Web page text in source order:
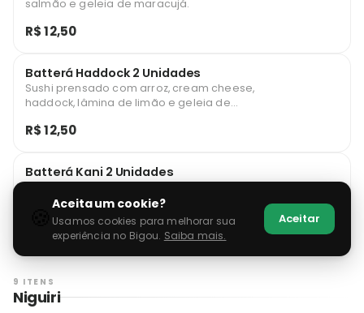
salmão e geleia de maracujá.
R$ 12,50
Batterá Haddock 2 Unidades
Sushi prensado com arroz, cream cheese,
haddock, lâmina de limão e geleia de
R$ 12,50
Batterá Kani 2 Unidades
kani, lâmina de limão e cebolinha.
R$ 12,50
9 ITENS
Niguiri
🍪Aceita um cookie?
Usamos cookies para melhorar sua
experiência no Bigou. Saiba mais.
Aceitar